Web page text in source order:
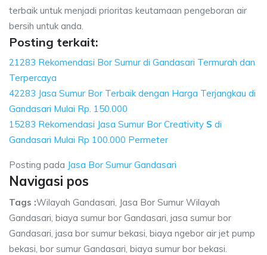
terbaik untuk menjadi prioritas keutamaan pengeboran air
bersih untuk anda.
Posting terkait:
21283 Rekomendasi Bor Sumur di Gandasari Termurah dan
Terpercaya
42283 Jasa Sumur Bor Terbaik dengan Harga Terjangkau di
Gandasari Mulai Rp. 150.000
15283 Rekomendasi Jasa Sumur Bor Creativity S di
Gandasari Mulai Rp 100.000 Permeter
Posting pada Jasa Bor Sumur Gandasari
Navigasi pos
Tags :Wilayah Gandasari, Jasa Bor Sumur Wilayah
Gandasari, biaya sumur bor Gandasari, jasa sumur bor
Gandasari, jasa bor sumur bekasi, biaya ngebor air jet pump
bekasi, bor sumur Gandasari, biaya sumur bor bekasi.